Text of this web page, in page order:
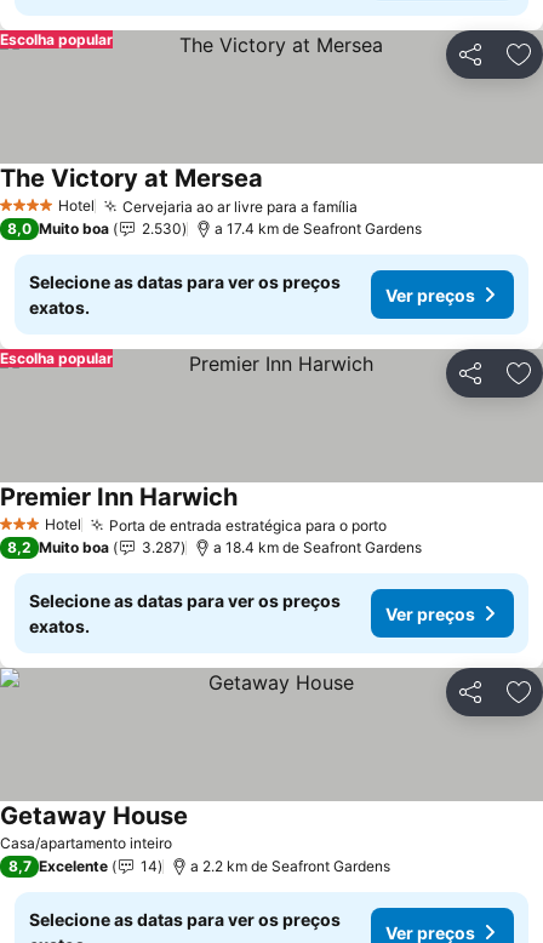
Partilhar
Escolha popular
4 EstrelasHotel Cervejaria ao ar livre para a família
The Victory at Mersea
8,0 Muito boa 2.530 a 17.4 km de Seafront Gardens
Selecione as datas para ver os preços
exatos.
Ver preços
Partilhar
Escolha popular
3 EstrelasHotel Porta de entrada estratégica para o portoVer preços
Premier Inn HarwichVer preços
8,2 Muito boa 3.287 a 18.4 km de Seafront Gardens
Selecione as datas para ver os preços
exatos.
Ver preços
Partilhar
Casa/apartamento inteiro
Getaway House
8,7 Excelente 14 a 2.2 km de Seafront Gardens
Selecione as datas para ver os preços
Ver preços